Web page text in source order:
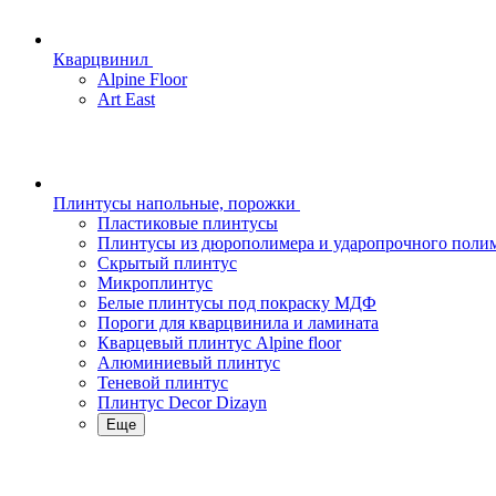
Кварцвинил
Alpine Floor
Art East
Плинтусы напольные, порожки
Пластиковые плинтусы
Плинтусы из дюрополимера и ударопрочного
Скрытый плинтус
Микроплинтус
Белые плинтусы под покраску МДФ
Пороги для кварцвинила и ламината
Кварцевый плинтус Alpine floor
Алюминиевый плинтус
Теневой плинтус
Плинтус Decor Dizayn
Еще